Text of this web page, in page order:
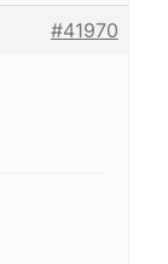
#41970